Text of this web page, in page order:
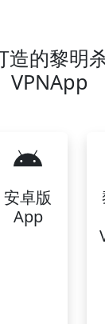
造的黎明
VPNApp
安卓版
App